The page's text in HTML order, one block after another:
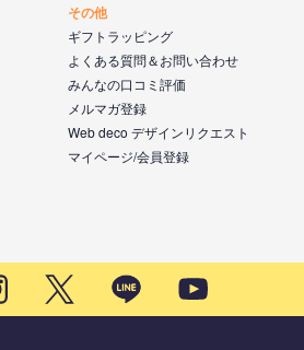
その他
ギフトラッピング
よくある質問＆お問い合わせ
みんなの口コミ評価
メルマガ登録
Web deco デザインリクエスト
マイページ/会員登録